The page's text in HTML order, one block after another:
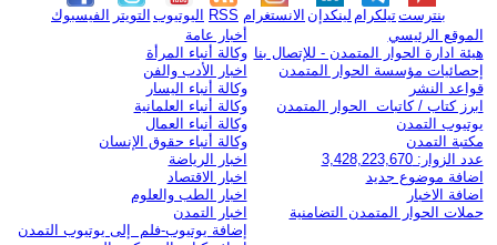
الفيسبوك التويتر اليوتيوب RSS الانستغرام لينكدإن تيلكرامبنترست
الموقع الرئيسي
هيئة ادارة الحوار المتمدن - للإتصال بنا
إحصائيات مؤسسة الحوار المتمدن
قواعد النشر
ابرز كتاب / كاتبات الحوار المتمدن
يوتيوب التمدن
مكتبة التمدن
عدد الزوار: 3,428,223,670
اضافة موضوع جديد
اضافة الاخبار
حملات الحوار المتمدن التضامنية
أخبار عامة
وكالة أنباء المرأة
اخبار الأدب والفن
وكالة أنباء اليسار
وكالة أنباء العلمانية
وكالة أنباء العمال
وكالة أنباء حقوق الإنسان
اخبار الرياضة
اخبار الاقتصاد
اخبار الطب والعلوم
اخبار التمدن
إضافة يوتيوب-فلم إلى يوتيوب التمدن